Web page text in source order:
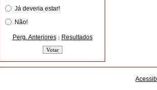
Já deveria estar!
Não!
Perg. Anteriores | Resultados